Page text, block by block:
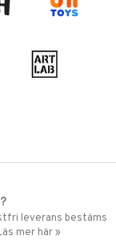
leverans bestäms
mer här »